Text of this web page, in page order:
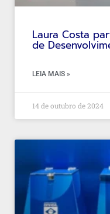
Laura Costa
de
LEIA MAIS »
14 de outubro de 2024